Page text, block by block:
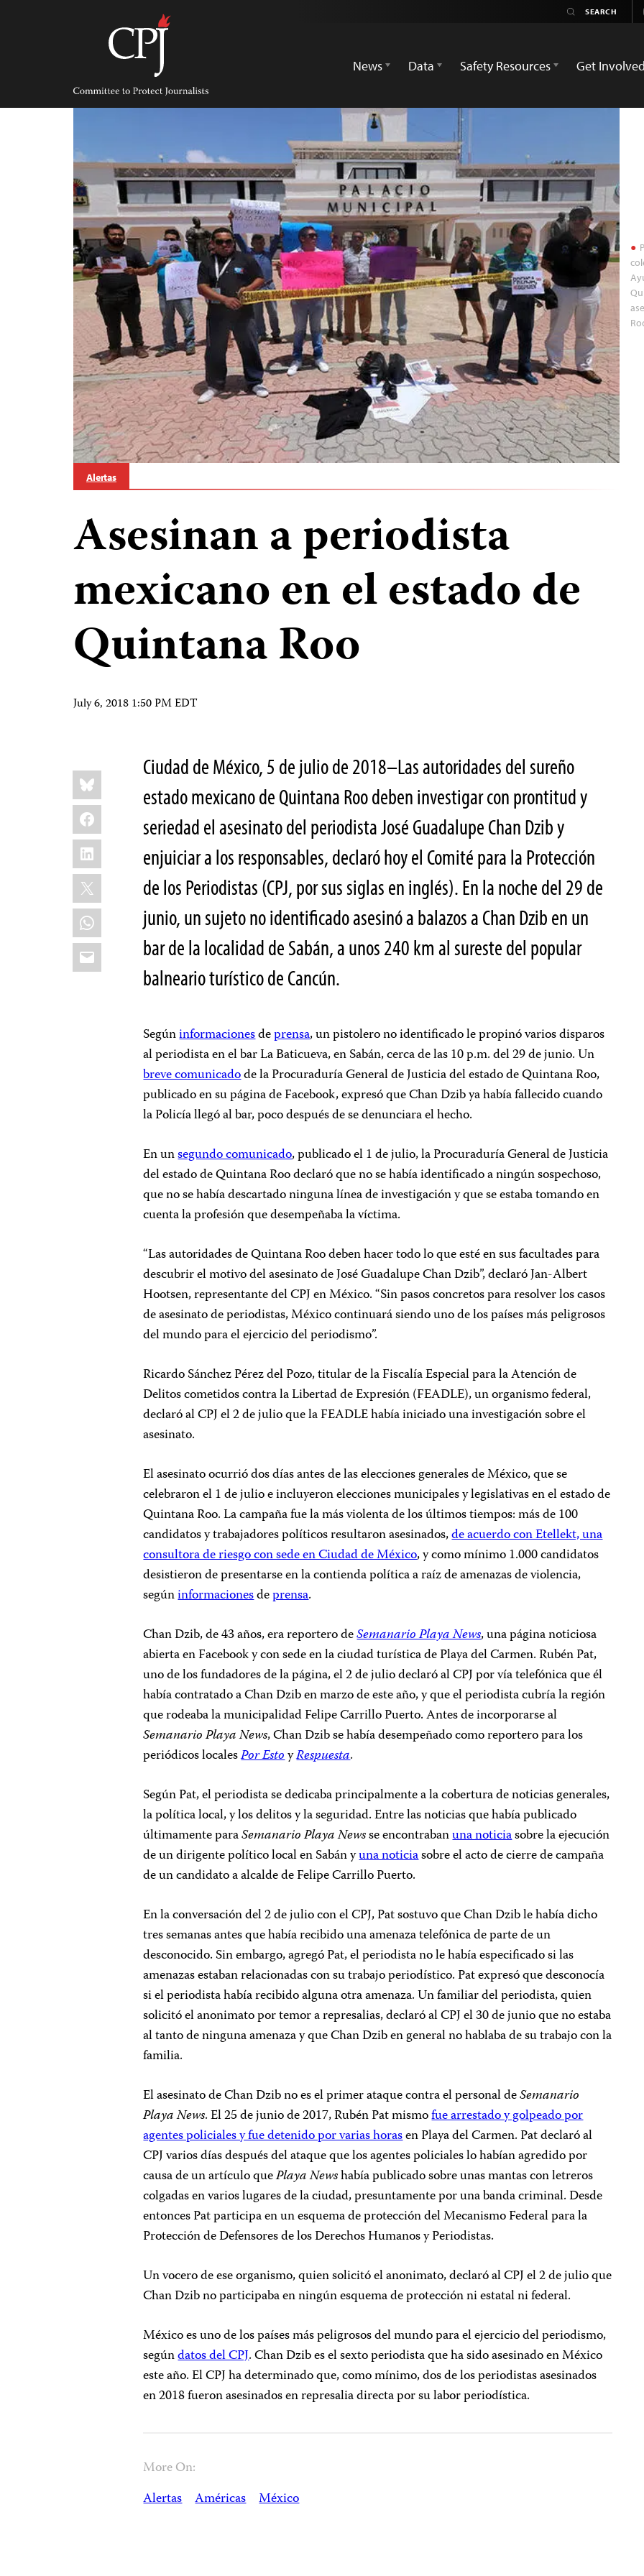
Committee
Protect
Journalists
News
Data Safety Resources Get Involved
Alertas
Asesinan a periodista
mexicano en el estado de
Quintana Roo
July 6, 2018 1:50 PM EDT
Share
this:
Bluesky
Facebook
LinkedIn
X
WhatsApp
Email
Ciudad de México, 5 de julio de 2018–Las autoridades del sureño
estado mexicano de Quintana Roo deben investigar con prontitud y
seriedad el asesinato del periodista José Guadalupe Chan Dzib y
enjuiciar a los responsables, declaró hoy el Comité para la Protección
de los Periodistas (CPJ, por sus siglas en inglés). En la noche del 29 de
junio, un sujeto no identificado asesinó a balazos a Chan Dzib en un
bar de la localidad de Sabán, a unos 240 km al sureste del popular
balneario turístico de Cancún.
Segúninformacionesdeprensa, un pistolero no identificado le propinó varios disparos
al periodista en el bar La Baticueva, en Sabán, cerca de las 10 p.m. del 29 de junio. Un
breve comunicadode la Procuraduría General de Justicia del estado de Quintana Roo,
publicado en su página de Facebook, expresó que Chan Dzib ya había fallecido cuando
la Policía llegó al bar, poco después de se denunciara el hecho.
En unsegundo comunicado, publicado el 1 de julio, la Procuraduría General de Justicia
del estado de Quintana Roo declaró que no se había identificado a ningún sospechoso,
que no se había descartado ninguna línea de investigación y que se estaba tomando en
cuenta la profesión que desempeñaba la víctima.
“Las autoridades de Quintana Roo deben hacer todo lo que esté en sus facultades para
descubrir el motivo del asesinato de José Guadalupe Chan Dzib”, declaró Jan-Albert
Hootsen, representante del CPJ en México. “Sin pasos concretos para resolver los casos
de asesinato de periodistas, México continuará siendo uno de los países más peligrosos
del mundo para el ejercicio del periodismo”.
Ricardo Sánchez Pérez del Pozo, titular de la Fiscalía Especial para la Atención de
Delitos cometidos contra la Libertad de Expresión (FEADLE), un organismo federal,
declaró al CPJ el 2 de julio que la FEADLE había iniciado una investigación sobre el
asesinato.
El asesinato ocurrió dos días antes de las elecciones generales de México, que se
celebraron el 1 de julio e incluyeron elecciones municipales y legislativas en el estado de
Quintana Roo. La campaña fue la más violenta de los últimos tiempos: más de 100
candidatos y trabajadores políticos resultaron asesinados,de acuerdo con Etellekt, una
consultora de riesgo con sede en Ciudad de México, y como mínimo 1.000 candidatos
desistieron de presentarse en la contienda política a raíz de amenazas de violencia,
segúninformacionesdeprensa.
Chan Dzib, de 43 años, era reportero deSemanario Playa News, una página noticiosa
abierta en Facebook y con sede en la ciudad turística de Playa del Carmen. Rubén Pat,
uno de los fundadores de la página, el 2 de julio declaró al CPJ por vía telefónica que él
había contratado a Chan Dzib en marzo de este año, y que el periodista cubría la región
que rodeaba la municipalidad Felipe Carrillo Puerto. Antes de incorporarse al
Semanario Playa News, Chan Dzib se había desempeñado como reportero para los
periódicos localesPor EstoyRespuesta.
Según Pat, el periodista se dedicaba principalmente a la cobertura de noticias generales,
la política local, y los delitos y la seguridad. Entre las noticias que había publicado
últimamente paraSemanario Playa Newsse encontrabanuna noticiasobre la ejecución
de un dirigente político local en Sabán yuna noticiasobre el acto de cierre de campaña
de un candidato a alcalde de Felipe Carrillo Puerto.
En la conversación del 2 de julio con el CPJ, Pat sostuvo que Chan Dzib le había dicho
tres semanas antes que había recibido una amenaza telefónica de parte de un
desconocido. Sin embargo, agregó Pat, el periodista no le había especificado si las
amenazas estaban relacionadas con su trabajo periodístico. Pat expresó que desconocía
si el periodista había recibido alguna otra amenaza. Un familiar del periodista, quien
solicitó el anonimato por temor a represalias, declaró al CPJ el 30 de junio que no estaba
al tanto de ninguna amenaza y que Chan Dzib en general no hablaba de su trabajo con la
familia.
El asesinato de Chan Dzib no es el primer ataque contra el personal deSemanario
Playa News. El 25 de junio de 2017, Rubén Pat mismofue arrestado y golpeado por
agentes policiales y fue detenido por varias horasen Playa del Carmen. Pat declaró al
CPJ varios días después del ataque que los agentes policiales lo habían agredido por
causa de un artículo quePlaya Newshabía publicado sobre unas mantas con letreros
colgadas en varios lugares de la ciudad, presuntamente por una banda criminal. Desde
entonces Pat participa en un esquema de protección del Mecanismo Federal para la
Protección de Defensores de los Derechos Humanos y Periodistas.
Un vocero de ese organismo, quien solicitó el anonimato, declaró al CPJ el 2 de julio que
Chan Dzib no participaba en ningún esquema de protección ni estatal ni federal.
México es uno de los países más peligrosos del mundo para el ejercicio del periodismo,
segúndatos del CPJ. Chan Dzib es el sexto periodista que ha sido asesinado en México
este año. El CPJ ha determinado que, como mínimo, dos de los periodistas asesinados
en 2018 fueron asesinados en represalia directa por su labor periodística.
More On:
Alertas Américas México